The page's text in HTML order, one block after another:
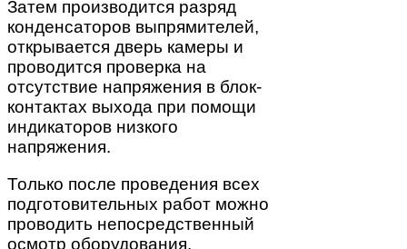
Затем производится разряд
конденсаторов выпрямителей,
открывается дверь камеры и
проводится проверка на
отсутствие напряжения в блок-
контактах выхода при помощи
индикаторов низкого
напряжения.
Только после проведения всех
подготовительных работ можно
проводить непосредственный
осмотр оборудования.